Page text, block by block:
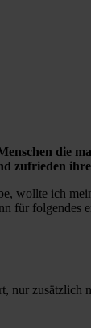
die
zufrieden
wollte ich
für folgendes
nur